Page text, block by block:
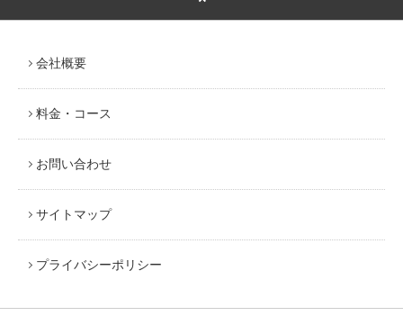
会社概要
料金・コース
お問い合わせ
サイトマップ
プライバシーポリシー